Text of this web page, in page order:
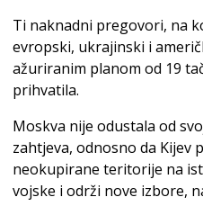
Ti naknadni pregovori, na
evropski, ukrajinski i
ažuriranim planom od 19
prihvatila.
Moskva nije odustala od
zahtjeva, odnosno da Kijev
neokupirane teritorije na
vojske i održi nove izbore,